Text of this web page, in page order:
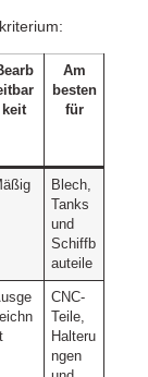
keit
Am
besten
für
Blech,
Tanks
und
Schiffb
auteile
CNC-
Teile,
Halteru
ngen